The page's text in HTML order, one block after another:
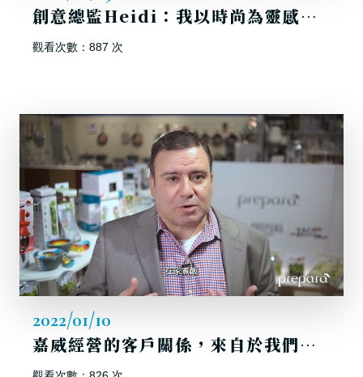
創意總監Heidi：我以時尚為靈感，讓生活餐具的作品變得俏皮而且有趣！
觀看次數：887 次
2022/01/10
嘉威經營的客戶關係，來自於我們能夠維繫客戶對我們的信心！